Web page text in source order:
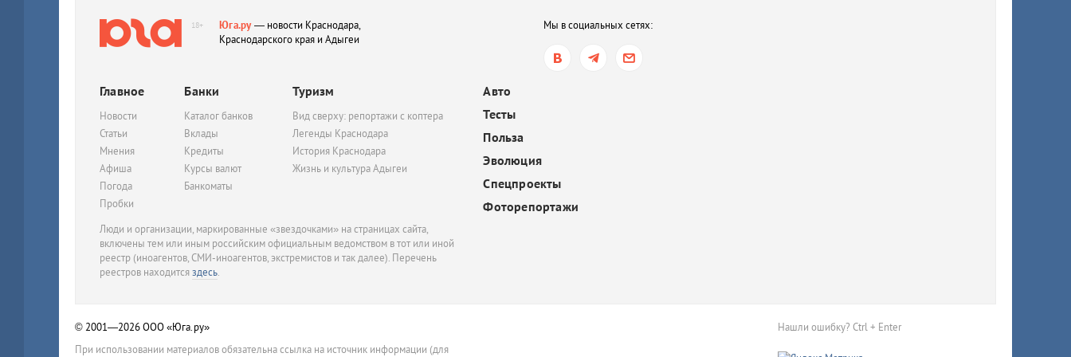
18+ Юга.ру— новости Краснодара,
Краснодарского края и Адыгеи
Мы в социальных сетях:
Главное
Новости
Статьи
Мнения
Афиша
Погода
Пробки
Банки
Каталог банков
Вклады
Кредиты
Курсы валют
Банкоматы
Туризм
Вид сверху: репортажи с коптера
Легенды Краснодара
История Краснодара
Жизнь и культура Адыгеи
Авто
Тесты
Польза
Эволюция
Спецпроекты
Фоторепортажи
Люди и организации, маркированные «звездочками» на страницах сайта,
включены тем или иным российским официальным ведомством в тот или иной
реестр (иноагентов, СМИ-иноагентов, экстремистов и так далее). Перечень
реестров находитсяздесь.
© 2001—2026ООО «Юга.ру»
При использовании материалов обязательна ссылка на источник информации (для
Нашли ошибку? Ctrl + Enter